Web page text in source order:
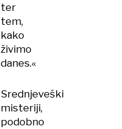
ter
tem,
kako
živimo
danes.«
Srednjeveški
misteriji,
podobno